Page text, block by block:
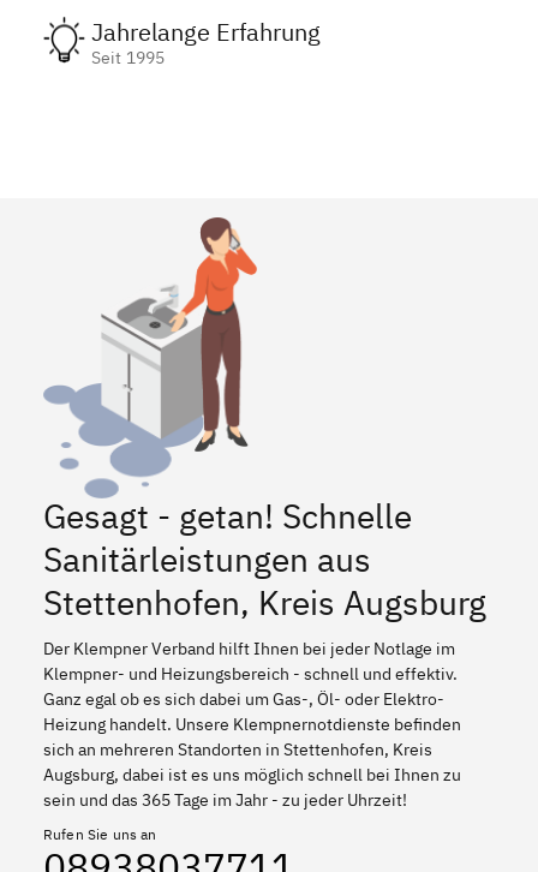
Jahrelange Erfahrung
Seit 1995
Gesagt - getan! Schnelle
Sanitärleistungen aus
Stettenhofen, Kreis Augsburg
Der Klempner Verband hilft Ihnen bei jeder Notlage im
Klempner- und Heizungsbereich - schnell und effektiv.
Ganz egal ob es sich dabei um Gas-, Öl- oder Elektro-
Heizung handelt. Unsere Klempnernotdienste befinden
sich an mehreren Standorten in Stettenhofen, Kreis
Augsburg, dabei ist es uns möglich schnell bei Ihnen zu
sein und das 365 Tage im Jahr - zu jeder Uhrzeit!
Rufen Sie uns an